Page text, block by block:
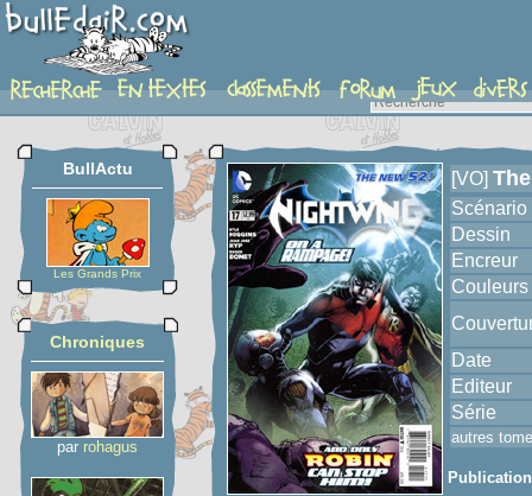
album
BullActu
Les Grands Prix
Chroniques
par rohagus
[VO]
Scénario
Dessin
Encreur
Couleurs
Date
Editeur
Série
autres